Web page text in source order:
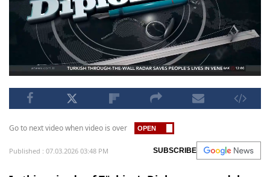
Go to next video when video is over
Published : 07.03.2026 03:48 PM SUBSCRIBE